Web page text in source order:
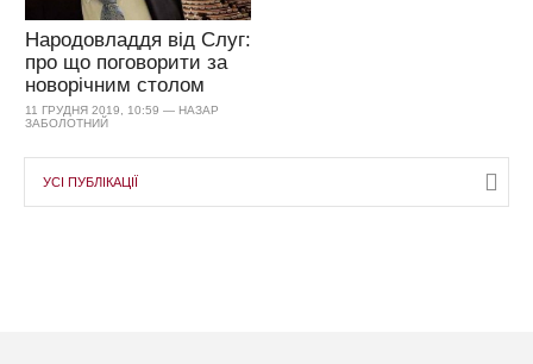
Народовладдя від Слуг:
про що поговорити за
новорічним столом
11 ГРУДНЯ 2019, 10:59 — НАЗАР
ЗАБОЛОТНИЙ
УСІ ПУБЛІКАЦІЇ